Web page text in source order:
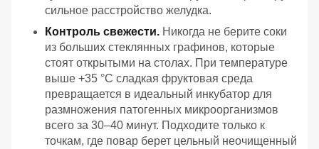
сильное расстройство желудка.
Контроль свежести. Никогда не берите соки
из больших стеклянных графинов, которые
стоят открытыми на столах. При температуре
выше +35 °C сладкая фруктовая среда
превращается в идеальный инкубатор для
размножения патогенных микроорганизмов
всего за 30–40 минут. Подходите только к
точкам, где повар берет цельный неочищенный